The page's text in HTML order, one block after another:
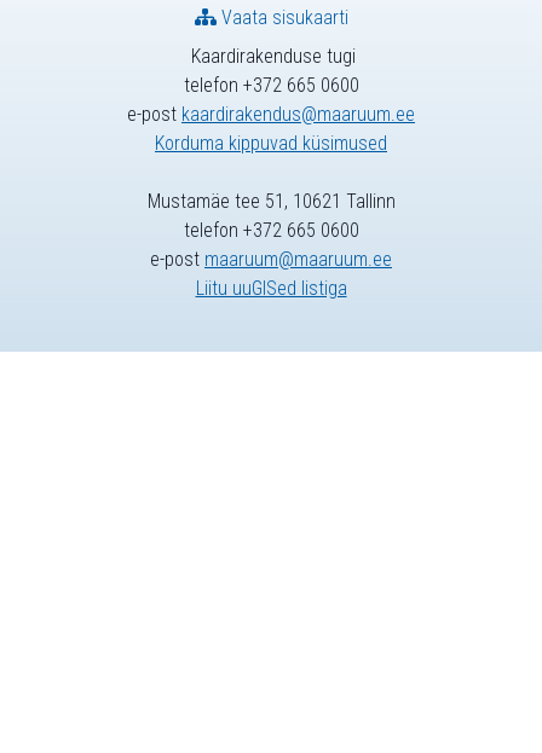
Kaardirakenduse tugi
telefon +372 665 0600
e-post kaardirakendus@maaruum.ee
Korduma kippuvad küsimused
Vaata sisukaarti
Mustamäe tee 51, 10621 Tallinn
telefon +372 665 0600
e-post maaruum@maaruum.ee
Liitu uuGISed listiga